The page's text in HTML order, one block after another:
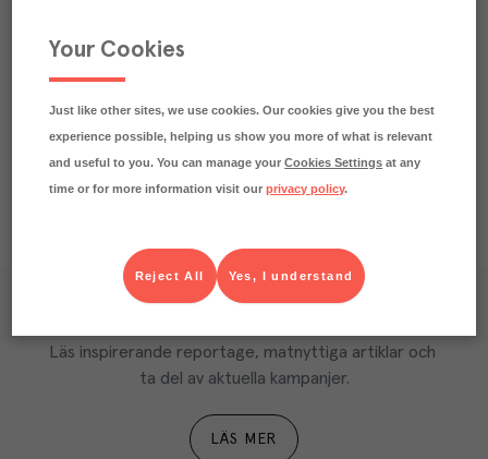
Beskrivning
Läs inspirerande reportage, matnyttiga artiklar och
ta del av aktuella kampanjer.
LÄS MER
Your Cookies
Just like other sites, we use cookies. Our cookies give you the best
experience possible, helping us show you more of what is relevant
and useful to you. You can manage yourCookies Settings at any
time or for more information visit ourprivacy policy.
Yes, I understand
Reject All